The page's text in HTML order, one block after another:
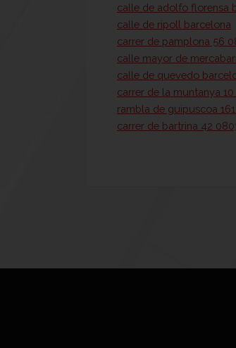
calle de adolfo florensa
calle de ripoll barcelona
carrer de pamplona 56
calle mayor de
calle de quevedo
carrer de la muntanya
rambla de guipuscoa
carrer de bartrina 42